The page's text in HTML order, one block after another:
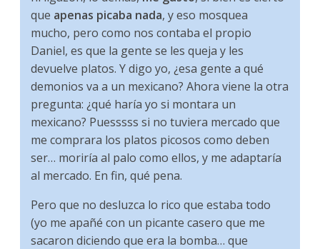
que apenas picaba nada, y eso mosquea
mucho, pero como nos contaba el propio
Daniel, es que la gente se les queja y les
devuelve platos. Y digo yo, ¿esa gente a qué
demonios va a un mexicano? Ahora viene la otra
pregunta: ¿qué haría yo si montara un
mexicano? Puesssss si no tuviera mercado que
me comprara los platos picosos como deben
ser… moriría al palo como ellos, y me adaptaría
al mercado. En fin, qué pena.
Pero que no desluzca lo rico que estaba todo
(yo me apañé con un picante casero que me
sacaron diciendo que era la bomba… que